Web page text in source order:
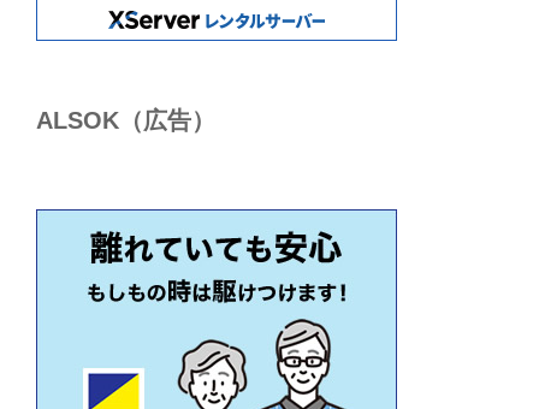
ALSОK（広告）